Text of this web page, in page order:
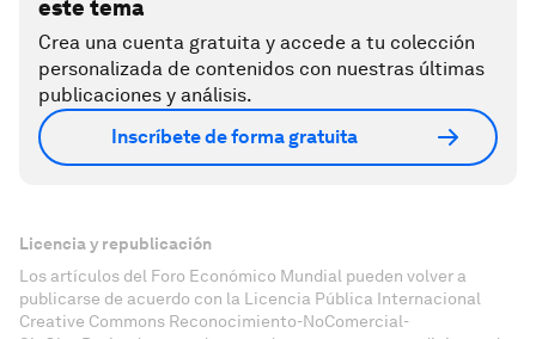
este tema
Crea una cuenta gratuita y accede a tu colección
personalizada de contenidos con nuestras últimas
publicaciones y análisis.
Inscríbete de forma gratuita
Licencia y republicación
Los artículos del Foro Económico Mundial pueden volver a
publicarse de acuerdo con la Licencia Pública Internacional
Creative Commons Reconocimiento-NoComercial-